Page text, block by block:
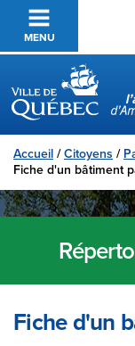
Passer au
MENU
Ville de Québec
Accueil /Citoyens /
Fiche d'un bâtiment
Fiche d'un